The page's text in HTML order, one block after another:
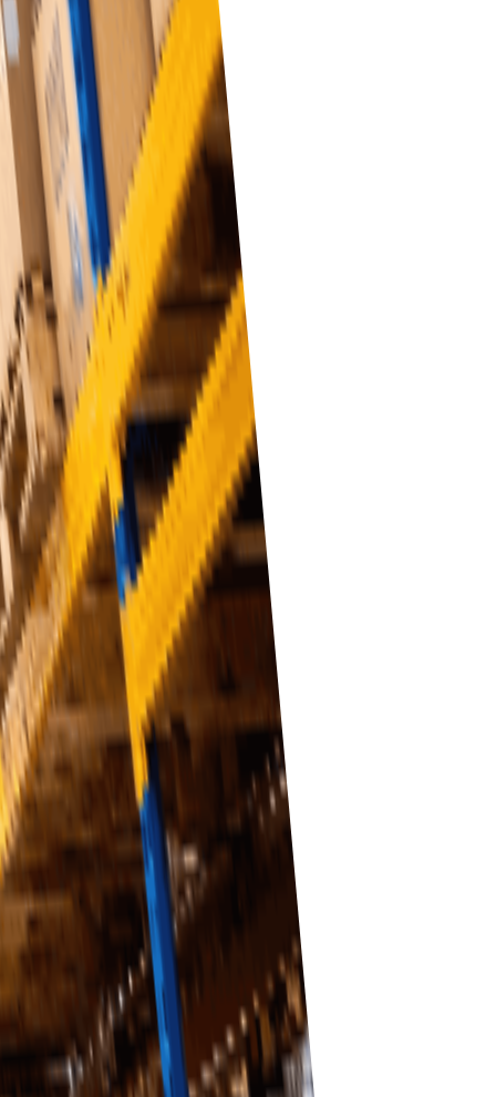
effektiviteten.
funktioner!
uppgifter.
expanderar.
uppgifter.